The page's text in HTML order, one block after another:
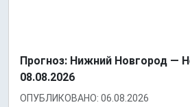
Прогноз: Нижний Новгород —
08.08.2026
ОПУБЛИКОВАНО: 06.08.2026